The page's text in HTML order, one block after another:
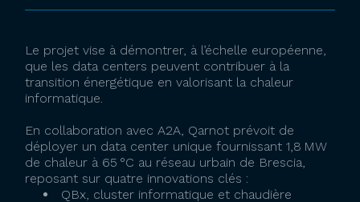
Le projet vise à démontrer, à l’échelle européenne,
que les data centers peuvent contribuer à la
transition énergétique en valorisant la chaleur
informatique.
En collaboration avec A2A, Qarnot prévoit de
déployer un data center unique fournissant 1,8 MW
de chaleur à 65 °C au réseau urbain de Brescia,
reposant sur quatre innovations clés :
QBx, cluster informatique et chaudière